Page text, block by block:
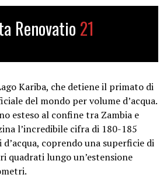
Renovatio 21
Kariba, che detiene il primato di
del mondo per volume d’acqua.
esteso al confine tra Zambia e
l’incredibile cifra di 180-185
coprendo una superficie di
quadrati lungo un’estensione